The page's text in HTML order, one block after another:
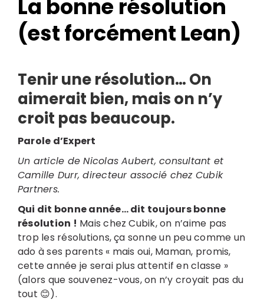
La bonne résolution
(est forcément Lean)
Tenir une résolution… On
aimerait bien, mais on n’y
croit pas beaucoup.
Parole d’Expert
Un article de Nicolas Aubert, consultant et
Camille Durr, directeur associé chez Cubik
Partners.
Qui dit bonne année… dit toujours bonne
résolution ! Mais chez Cubik, on n’aime pas
trop les résolutions, ça sonne un peu comme un
ado à ses parents « mais oui, Maman, promis,
cette année je serai plus attentif en classe »
(alors que souvenez-vous, on n’y croyait pas du
tout 😊).
Search